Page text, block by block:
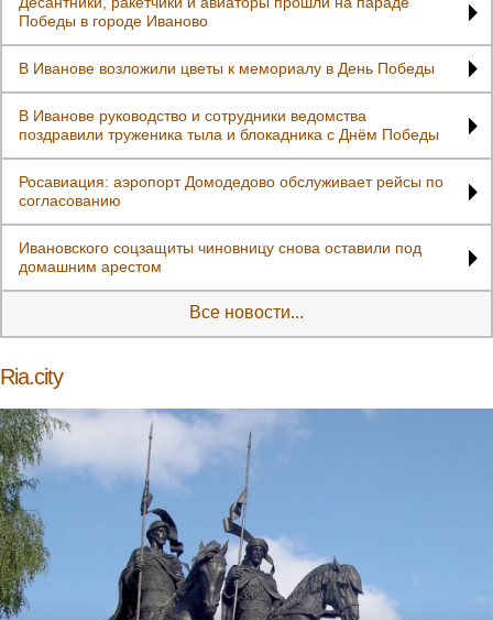
Победы в городе Иваново
В Иванове возложили цветы к мемориалу в День Победы
В Иванове руководство и сотрудники ведомства
поздравили труженика тыла и блокадника с Днём Победы
Росавиация: аэропорт Домодедово обслуживает рейсы по
согласованию
Ивановского соцзащиты чиновницу снова оставили под
домашним арестом
Все новости...
Ria.city